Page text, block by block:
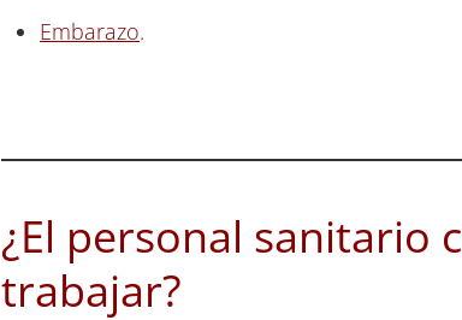
Embarazo.
¿El personal sanitario
trabajar?